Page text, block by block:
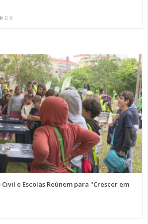
0 K
e Escolas Reúnem para "Crescer em